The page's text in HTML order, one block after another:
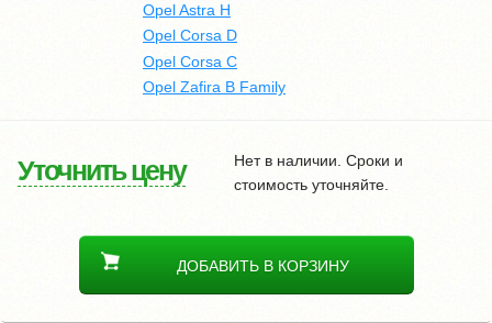
Opel Astra H
Opel Corsa D
Opel Corsa C
Opel Zafira B Family
Уточнить цену
Нет в наличии. Сроки и
стоимость уточняйте.
ДОБАВИТЬ В КОРЗИНУ